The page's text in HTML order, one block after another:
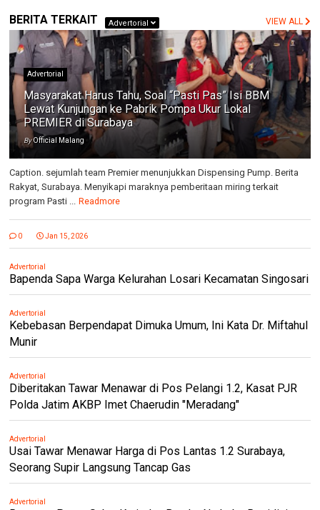
BERITA TERKAIT Advertorial VIEW ALL
Advertorial
Masyarakat Harus Tahu, Soal “Pasti Pas” Isi BBM
Lewat Kunjungan ke Pabrik Pompa Ukur Lokal
PREMIER di Surabaya
ByOfficial Malang
Caption. sejumlah team Premier menunjukkan Dispensing Pump. Berita
Rakyat, Surabaya. Menyikapi maraknya pemberitaan miring terkait
program Pasti ... Readmore
0 Jan 15, 2026
Advertorial
Bapenda Sapa Warga Kelurahan Losari Kecamatan Singosari
Advertorial
Kebebasan Berpendapat Dimuka Umum, Ini Kata Dr. Miftahul
Munir
Advertorial
Diberitakan Tawar Menawar di Pos Pelangi 1.2, Kasat PJR
Polda Jatim AKBP Imet Chaerudin "Meradang"
Advertorial
Usai Tawar Menawar Harga di Pos Lantas 1.2 Surabaya,
Seorang Supir Langsung Tancap Gas
Advertorial